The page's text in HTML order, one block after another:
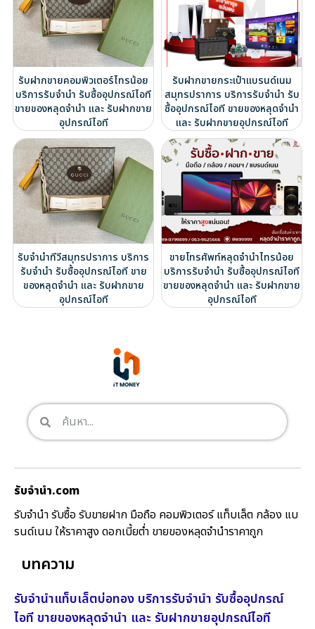
รับฝากขายคอมพิวเตอร์ไทรน้อย
บริการรับจำนำ รับซื้ออุปกรณ์ไอที
ขายของหลุดจำนำ และ รับฝากขาย
อุปกรณ์ไอที
รับฝากขายกระเป๋าแบรนด์เนม
สมุทรปราการ บริการรับจำนำ รับ
ซื้ออุปกรณ์ไอที ขายของหลุดจำนำ
และ รับฝากขายอุปกรณ์ไอที
รับจำนำทีวีสมุทรปราการ บริการ
รับจำนำ รับซื้ออุปกรณ์ไอที ขาย
ของหลุดจำนำ และ รับฝากขาย
อุปกรณ์ไอที
ขายโทรศัพท์หลุดจำนำไทรน้อย
บริการรับจำนำ รับซื้ออุปกรณ์ไอที
ขายของหลุดจำนำ และ รับฝากขาย
อุปกรณ์ไอที
รับจํานํา.com
รับจำนำ รับซื้อ รับขายฝาก มือถือ คอมพิวเตอร์ แท็บเล็ต กล้อง แบ
รนด์เนม ให้ราคาสูง ดอกเบี้ยต่ำ ขายของหลุดจำนำราคาถูก
บทความ
รับจำนำแท็บเล็ตบ่อทอง บริการรับจำนำ รับซื้ออุปกรณ์
ไอที ขายของหลุดจำนำ และ รับฝากขายอุปกรณ์ไอที